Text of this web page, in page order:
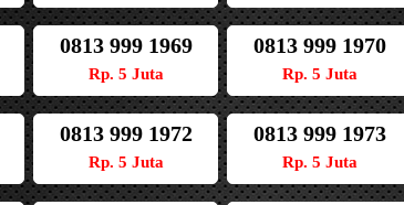
0813 999 1969
Rp. 5 Juta
0813 999 1970
Rp. 5 Juta
0813 999 1972
Rp. 5 Juta
0813 999 1973
Rp. 5 Juta